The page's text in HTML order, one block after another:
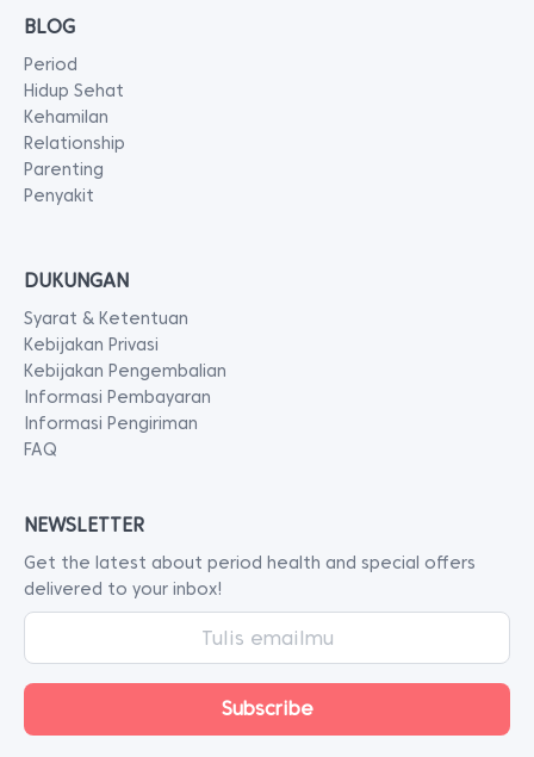
BLOG
Period
Hidup Sehat
Kehamilan
Relationship
Parenting
Penyakit
DUKUNGAN
Syarat & Ketentuan
Kebijakan Privasi
Kebijakan Pengembalian
Informasi Pembayaran
Informasi Pengiriman
FAQ
NEWSLETTER
Get the latest about period health and special offers
delivered to your inbox!